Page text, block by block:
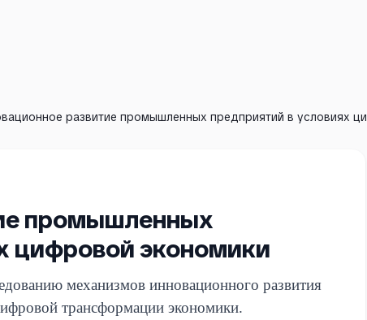
развитие промышленных предприятий в условиях
промышленных
цифровой экономики
механизмов инновационного развития
трансформации экономики.